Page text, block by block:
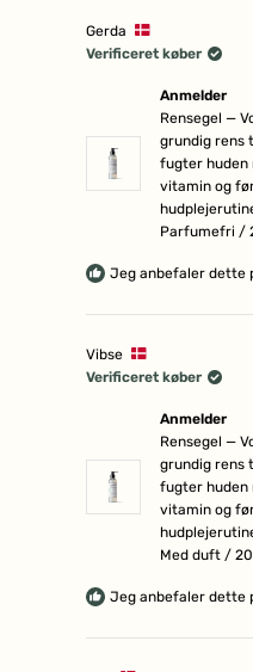
Gerda
Verificeret køber
Anmelder
Rensegel —
grundig rens
fugter huden
vitamin og
Parfumefri /
Jeg anbefaler dette
Vibse
Verificeret køber
Anmelder
Rensegel —
grundig rens
fugter huden
vitamin og
Med duft /
Jeg anbefaler dette